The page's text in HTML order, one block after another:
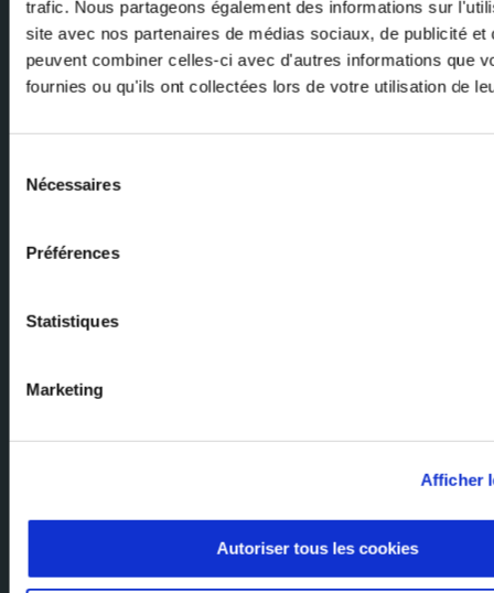
trafic. Nous partageons également des informations sur
site avec nos partenaires de médias sociaux, de publicité et
peuvent combiner celles-ci avec d'autres informations que
fournies ou qu'ils ont collectées lors de votre utilisation de
Nécessaires
Préférences
Statistiques
Marketing
Afficher
Autoriser tous les cookies
E-mail
Demandez à nos experts
demande et nous vous répondrons.
Milexia Italia